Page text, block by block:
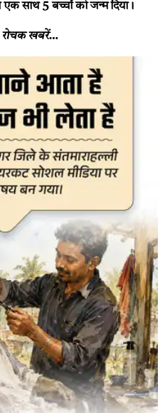
एक साथ 5 बच्चों को जन्म दिया।
रोचक खबरें…